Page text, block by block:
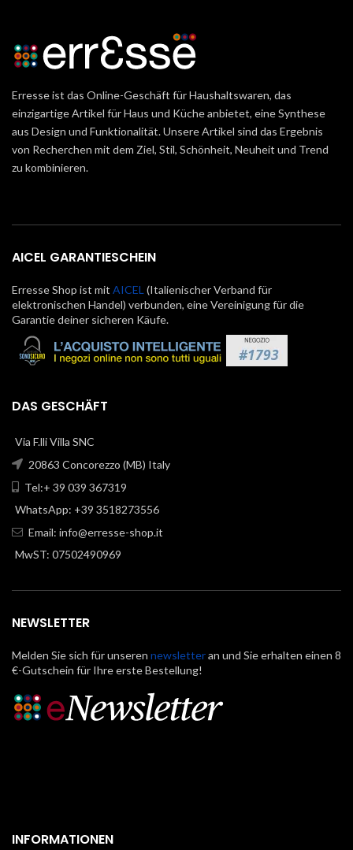
Erresse ist das Online-Geschäft für Haushaltswaren, das
einzigartige Artikel für Haus und Küche anbietet, eine Synthese
aus Design und Funktionalität. Unsere Artikel sind das Ergebnis
von Recherchen mit dem Ziel, Stil, Schönheit, Neuheit und Trend
zu kombinieren.
AICEL GARANTIESCHEIN
Erresse Shop ist mit AICEL (Italienischer Verband für
elektronischen Handel) verbunden, eine Vereinigung für die
Garantie deiner sicheren Käufe.
DAS GESCHÄFT
Via F.lli Villa SNC
20863 Concorezzo (MB) Italy
Tel:+ 39 039 367319
WhatsApp: +39 3518273556
Email: info@erresse-shop.it
MwST: 07502490969
NEWSLETTER
Melden Sie sich für unseren newsletteran und Sie erhalten einen 8
€-Gutschein für Ihre erste Bestellung!
INFORMATIONEN